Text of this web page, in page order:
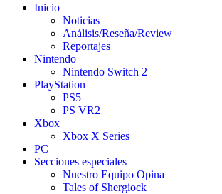
Inicio
Noticias
Análisis/Reseña/Review
Reportajes
Nintendo
Nintendo Switch 2
PlayStation
PS5
PS VR2
Xbox
Xbox X Series
PC
Secciones especiales
Nuestro Equipo Opina
Tales of Shergiock